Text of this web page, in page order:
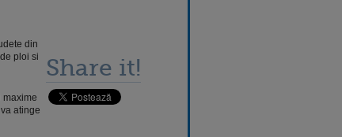
din
ploi si
maxime
atinge
Share it!